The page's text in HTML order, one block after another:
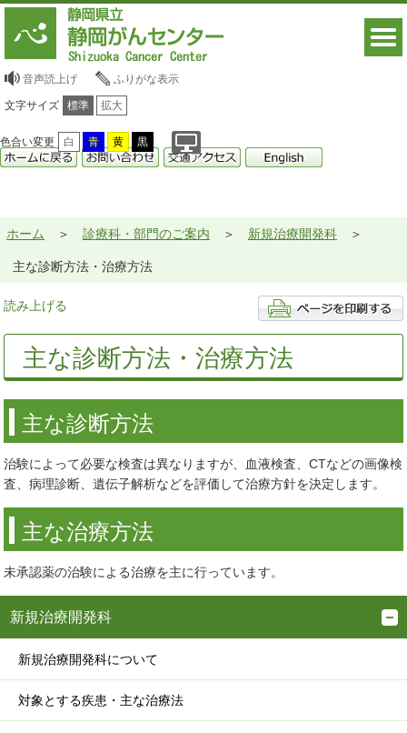
音声読上げ ふりがな表示
文字サイズ 標準 拡大
色合い変更 白 青 黄 黒
ホーム 診療科・部門のご案内 新規治療開発科
主な診断方法・治療方法
読み上げる
主な診断方法・治療方法
主な診断方法
治験によって必要な検査は異なりますが、血液検査、CTなどの画像検
査、病理診断、遺伝子解析などを評価して治療方針を決定します。
主な治療方法
未承認薬の治験による治療を主に行っています。
新規治療開発科
新規治療開発科について
対象とする疾患・主な治療法